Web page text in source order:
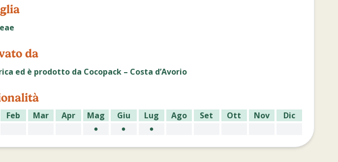
da
ed è prodotto da Cocopack – Costa d’Avorio
Feb Mar Apr Mag Giu Lug Ago Set Ott Nov Dic